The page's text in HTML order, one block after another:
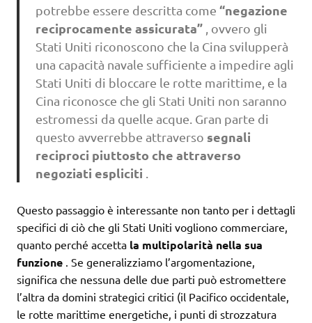
potrebbe essere descritta come “negazione
reciprocamente assicurata”, ovvero gli
Stati Uniti riconoscono che la Cina svilupperà
una capacità navale sufficiente a impedire agli
Stati Uniti di bloccare le rotte marittime, e la
Cina riconosce che gli Stati Uniti non saranno
estromessi da quelle acque. Gran parte di
questo avverrebbe attraverso segnali
reciproci piuttosto che attraverso
negoziati espliciti
Questo passaggio è interessante non tanto per i dettagli
specifici di ciò che gli Stati Uniti vogliono commerciare,
quanto perché accetta la multipolarità nella sua
funzione . Se generalizziamo l’argomentazione,
significa che nessuna delle due parti può estromettere
l’altra da domini strategici critici (il Pacifico occidentale,
le rotte marittime energetiche, i punti di strozzatura